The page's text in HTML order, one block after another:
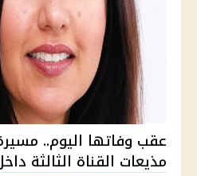
عقب وفاتها اليوم..
مذيعات القناة الثالثة